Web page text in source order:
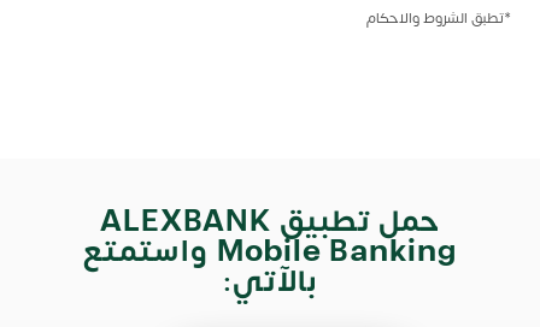
*تطبق الشروط والاحكام
حمل تطبيق ALEXBANK
Mobile Banking واستمتع
بالآتي: